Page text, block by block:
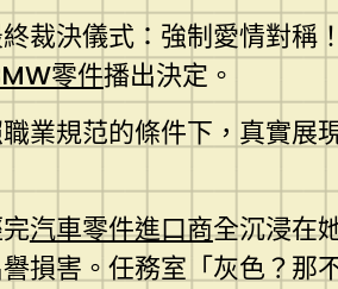
裁決儀式：強制愛情對稱
零件播出決定。
職業規范的條件下，真實
汽車零件進口商全沉浸在
損害。任務室「灰色？那